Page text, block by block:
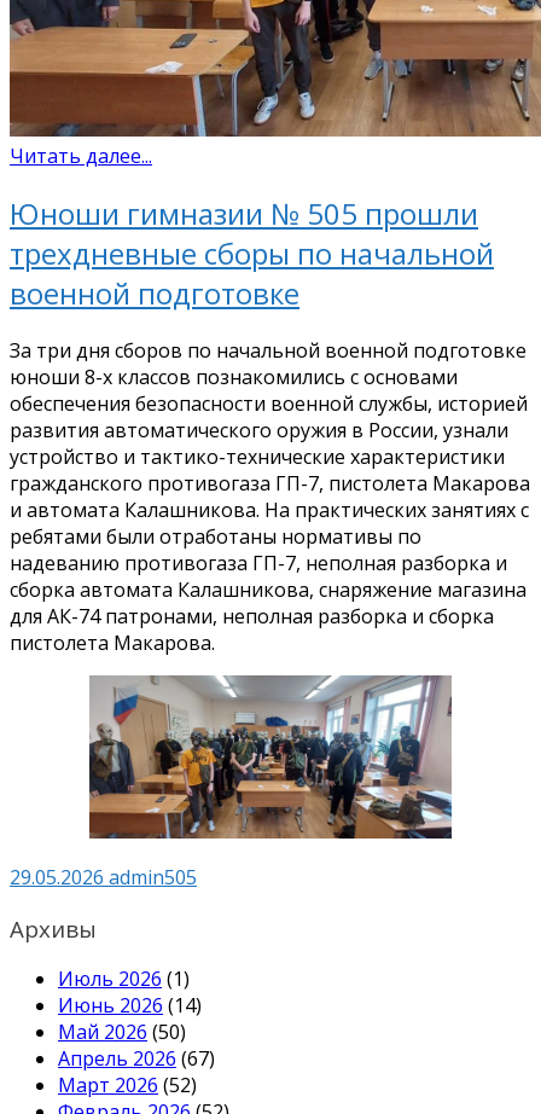
Читать далее...
Юноши гимназии № 505 прошли
трехдневные сборы по начальной
военной подготовке
За три дня сборов по начальной военной подготовке
юноши 8-х классов познакомились с основами
обеспечения безопасности военной службы, историей
развития автоматического оружия в России, узнали
устройство и тактико-технические характеристики
гражданского противогаза ГП-7, пистолета Макарова
и автомата Калашникова. На практических занятиях с
ребятами были отработаны нормативы по
надеванию противогаза ГП-7, неполная разборка и
сборка автомата Калашникова, снаряжение магазина
для АК-74 патронами, неполная разборка и сборка
пистолета Макарова.
29.05.2026 admin505
Архивы
Июль 2026 (1)
Июнь 2026 (14)
Май 2026 (50)
Апрель 2026 (67)
Март 2026 (52)